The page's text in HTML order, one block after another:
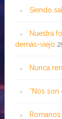
Siendo
Nuestra
demás-viejo
Nunca
“Nos son
Romanos